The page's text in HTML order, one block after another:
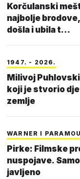
Korčulanski
najbolje
došla i ubila t…
1947. - 2026.
Milivoj
koji je stvorio
zemlje
WARNER I
Pirke: Filmske
nuspojave.
javljeno